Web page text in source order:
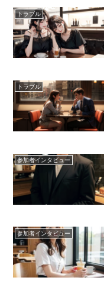
トラブル
トラブル
参加者インタビュー
参加者インタビュー